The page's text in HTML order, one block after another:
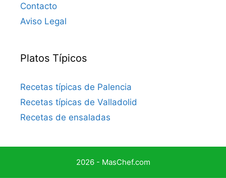
Contacto
Aviso Legal
Platos Típicos
Recetas típicas de Palencia
Recetas típicas de Valladolid
Recetas de ensaladas
2026 - MasChef.com